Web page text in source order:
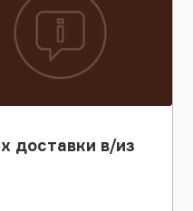
доставки в/из